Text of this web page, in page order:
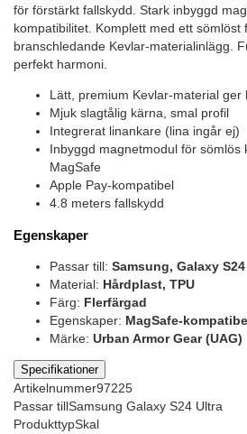
för förstärkt fallskydd. Stark inbyggd
kompatibilitet. Komplett med ett sömlöst
branschledande Kevlar-materialinlägg.
perfekt harmoni.
Lätt, premium Kevlar-material ger
Mjuk slagtålig kärna, smal profil
Integrerat linankare (lina ingår ej)
Inbyggd magnetmodul för sömlös
MagSafe
Apple Pay-kompatibel
4.8 meters fallskydd
Egenskaper
Passar till: Samsung, Galaxy
Material: Hårdplast, TPU
Färg: Flerfärgad
Egenskaper: MagSafe-
Märke: Urban Armor Gear (UAG)
Specifikationer
Artikelnummer97225
Passar tillSamsung Galaxy S24 Ultra
ProdukttypSkal